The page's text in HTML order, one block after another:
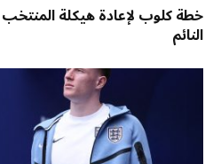
خطة كلوب لإعادة هيكلة المنتخب
النائم